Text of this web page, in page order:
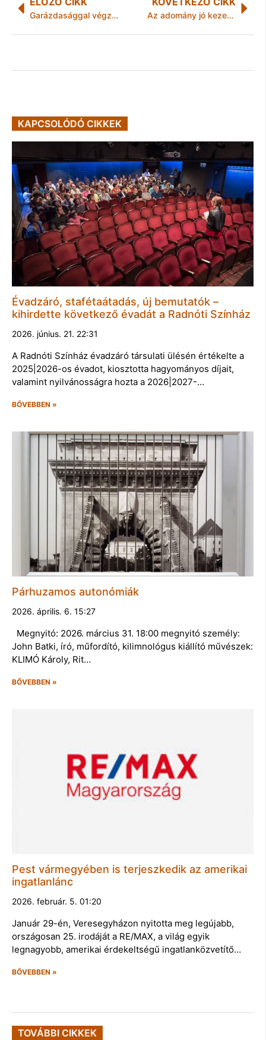
Garázdasággal végződött egy eltűnt kutya keresése Az adomány jó kezekbe kerül!
KAPCSOLÓDÓ CIKKEK
Évadzáró, stafétaátadás, új bemutatók –
kihirdette következő évadát a Radnóti Színház
2026. június. 21. 22:31
A Radnóti Színház évadzáró társulati ülésén értékelte a
2025|2026-os évadot, kiosztotta hagyományos díjait,
valamint nyilvánosságra hozta a 2026|2027-…
BŐVEBBEN »
Párhuzamos autonómiák
2026. április. 6. 15:27
Megnyitó: 2026. március 31. 18:00 megnyitó személy:
John Batki, író, műfordító, kilimnológus kiállító művészek:
KLIMÓ Károly, Rit…
BŐVEBBEN »
Pest vármegyében is terjeszkedik az amerikai
ingatlanlánc
2026. február. 5. 01:20
Január 29-én, Veresegyházon nyitotta meg legújabb,
országosan 25. irodáját a RE/MAX, a világ egyik
legnagyobb, amerikai érdekeltségű ingatlanközvetítő…
BŐVEBBEN »
TOVÁBBI CIKKEK